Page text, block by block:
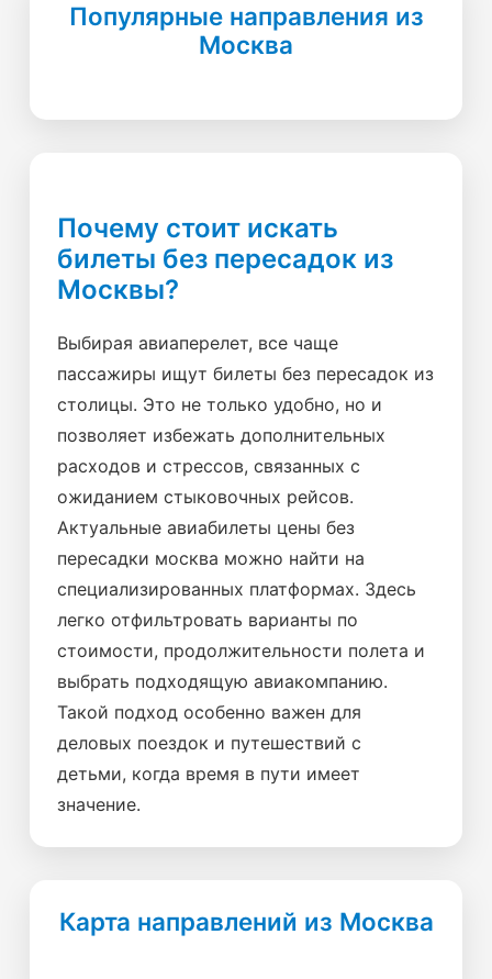
Популярные направления из
Москва
Почему стоит искать
билеты без пересадок из
Москвы?
Выбирая авиаперелет, все чаще
пассажиры ищут билеты без пересадок из
столицы. Это не только удобно, но и
позволяет избежать дополнительных
расходов и стрессов, связанных с
ожиданием стыковочных рейсов.
Актуальные авиабилеты цены без
пересадки москва можно найти на
специализированных платформах. Здесь
легко отфильтровать варианты по
стоимости, продолжительности полета и
выбрать подходящую авиакомпанию.
Такой подход особенно важен для
деловых поездок и путешествий с
детьми, когда время в пути имеет
значение.
Карта направлений из Москва